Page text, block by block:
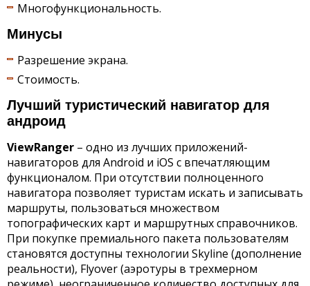
Многофункциональность.
Минусы
Разрешение экрана.
Стоимость.
Лучший туристический навигатор для
андроид
ViewRanger – одно из лучших приложений-
навигаторов для Android и iOS с впечатляющим
функционалом. При отсутствии полноценного
навигатора позволяет туристам искать и записывать
маршруты, пользоваться множеством
топографических карт и маршрутных справочников.
При покупке премиального пакета пользователям
становятся доступны технологии Skyline (дополнение
реальности), Flyover (аэротуры в трехмерном